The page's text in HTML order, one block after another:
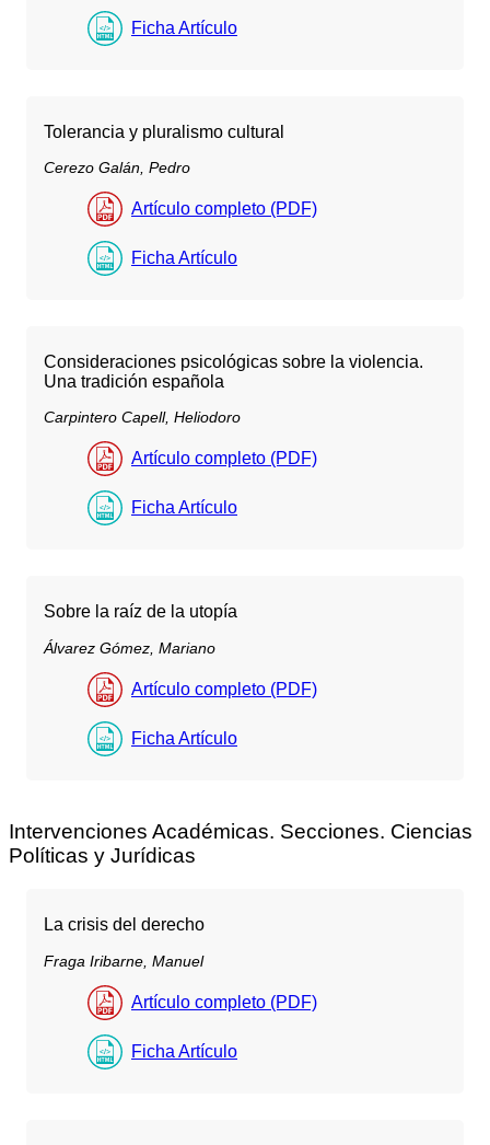
Ficha Artículo
Tolerancia y pluralismo cultural
Cerezo Galán, Pedro
Artículo completo (PDF)
Ficha Artículo
Consideraciones psicológicas sobre la violencia.
Una tradición española
Carpintero Capell, Heliodoro
Artículo completo (PDF)
Ficha Artículo
Sobre la raíz de la utopía
Álvarez Gómez, Mariano
Artículo completo (PDF)
Ficha Artículo
Intervenciones Académicas. Secciones. Ciencias
Políticas y Jurídicas
La crisis del derecho
Fraga Iribarne, Manuel
Artículo completo (PDF)
Ficha Artículo